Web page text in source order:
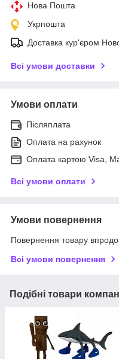
Нова Пошта
Укрпошта
Доставка кур'єром
Всі умови доставки
Умови оплати
Післяплата
Оплата на рахунок
Оплата картою Visa,
Всі умови оплати
Умови повернення
Повернення товару
Всі умови повернення
Подібні товари